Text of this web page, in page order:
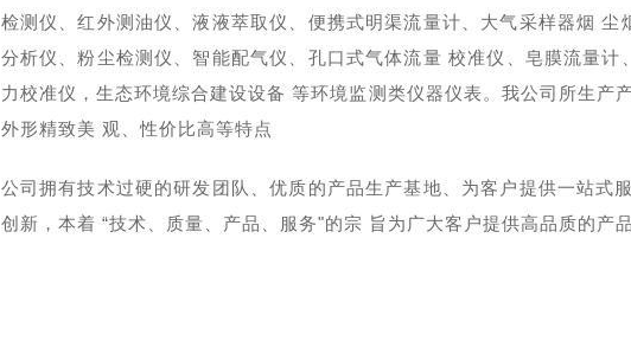
检测仪、红外测油仪、液液萃取仪、便携式明渠流量计、大气采样器烟
分析仪、粉尘检测仪、智能配气仪、孔口式气体流量 校准仪、皂膜流量
力校准仪，生态环境综合建设设备 等环境监测类仪器仪表。我公司所生产
外形精致美 观、性价比高等特点
公司拥有技术过硬的研发团队、优质的产品生产基地、为客户提供一站式
创新，本着 “技术、质量、产品、服务"的宗 旨为广大客户提供高品质的产